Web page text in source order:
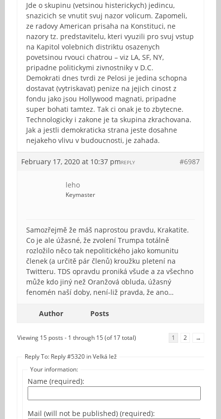
Jde o skupinu (vetsinou histerickych) jedincu,
snazicich se vnutit svuj nazor volicum. Zapomeli,
ze radovy American prisaha na Konstituci, ne
nazory tz. predstavitelu, kteri vyuzili pro svuj vstup
na Kapitol volebnich distriktu osazenych
povetsinou rvouci chatrou – viz LA, SF, NY,
pripadne politickymi zivnostniky v D.C.
Demokrati dnes tvrdi ze Pelosi je jedina schopna
dostavat (vytriskavat) penize na jejich cinost z
fondu jako jsou Hollywood magnati, pripadne
super bohati tamtez. Tak ci onak je to zbytecne.
Technologicky i zakone je ta skupina zkrachovana.
Jak a jestli demokraticka strana jeste dosahne
nejakeho vlivu v budoucnosti, je zahada.
February 17, 2020 at 10:37 pm #6987
REPLY
leho
Keymaster
Samozřejmě že máš naprostou pravdu, Krakatite.
Co je ale úžasné, že zvolení Trumpa totálně
rozložilo něco tak nepolitického jako komunitu
členek (a určitě pár členů) kroužku pletení na
Twitteru. TDS opravdu proniká všude a za všechno
může kdo jiný než Oranžová obluda, úžasný
fenomén naší doby, není-liž pravda, že ano…
Author Posts
Viewing 15 posts - 1 through 15 (of 17 total) 1 2 →
Reply To: Reply #5320 in Velká lež
Your information:
Name (required):
Mail (will not be published) (required):